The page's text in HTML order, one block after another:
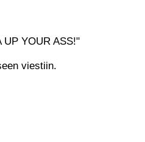
UP YOUR ASS!"
viestiin.